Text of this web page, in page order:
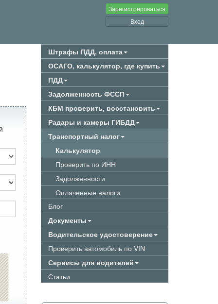
Зарегистрироваться
Вход
Штрафы ПДД, оплата
ОСАГО, калькулятор, где купить
ПДД
Задолженность ФССП
КБМ проверить, восстановить
Радары и камеры ГИБДД
Транспортный налог
Калькулятор
Проверить по ИНН
Задолженности
Оплаченные налоги
Блог
Документы
Водительское удостоверение
Проверить автомобиль по VIN
Сервисы для водителей
Статьи